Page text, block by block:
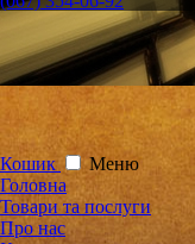
Кошик
Меню
Головна
Товари та послуги
Про нас